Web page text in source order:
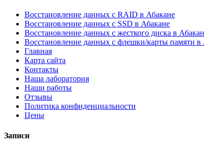
Восстановление данных с RAID в Абакане
Восстановление данных с SSD в Абакане
Восстановление данных с жесткого диска в
Восстановление данных с флешки/карты памяти в
Главная
Карта сайта
Контакты
Наша лаборатория
Наши работы
Отзывы
Политика конфиденциальности
Цены
Записи